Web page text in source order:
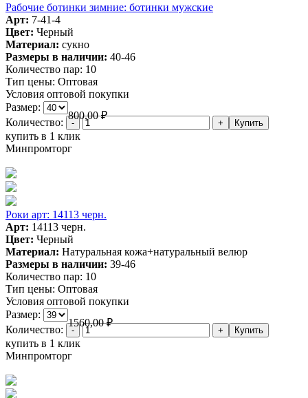
Рабочие ботинки зимние: ботинки мужские
Арт: 7-41-4
Цвет: Черный
Материал: сукно
Размеры в наличии: 40-46
Количество пар: 10
Тип цены: Оптовая
Условия оптовой покупки
Размер:
800,00₽
Количество:
купить в 1 клик
Минпромторг
Роки арт: 14113 черн.
Арт: 14113 черн.
Цвет: Черный
Материал: Натуральная кожа+натуральный велюр
Размеры в наличии: 39-46
Количество пар: 10
Тип цены: Оптовая
Условия оптовой покупки
Размер:
1560,00₽
Количество:
купить в 1 клик
Минпромторг